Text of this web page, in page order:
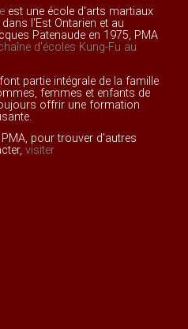
est une école d'arts martiaux
l'Est Ontarien et au
Patenaude en 1975, PMA
d'écoles Kung-Fu au
partie intégrale de la famille
femmes et enfants de
offrir une formation
pour trouver d'autres
visiter